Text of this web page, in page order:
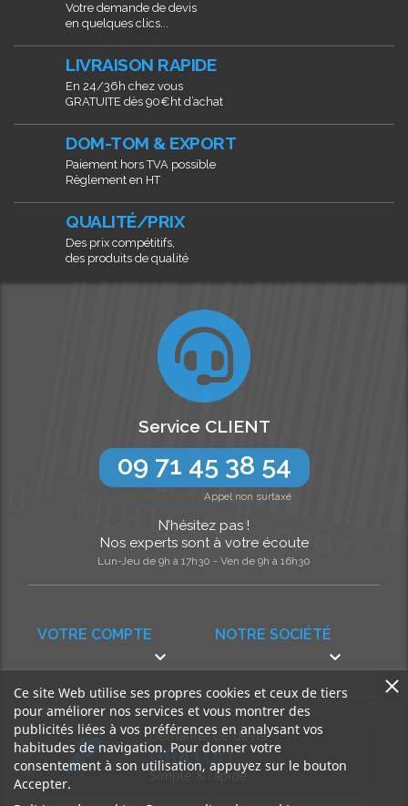
Votre demande de devis
en quelques clics...
LIVRAISON RAPIDE
En 24/36h chez vous
GRATUITE dès 90€ht d’achat
DOM-TOM & EXPORT
Paiement hors TVA possible
Règlement en HT
QUALITÉ/PRIX
Des prix compétitifs,
des produits de qualité
NOTRE SOCIÉTÉ

VOTRE COMPTE

Service CLIENT
09 71 45 38 54
Appel non surtaxé
N’hésitez pas !
Nos experts sont à votre écoute
Lun-Jeu de 9h à 17h30 - Ven de 9h à 16h30
Demande de devis
GRATUIT
Simple & rapide
Ce site Web utilise ses propres cookies et ceux de tiers
pour améliorer nos services et vous montrer des
publicités liées à vos préférences en analysant vos
habitudes de navigation. Pour donner votre
consentement à son utilisation, appuyez sur le bouton
Accepter.